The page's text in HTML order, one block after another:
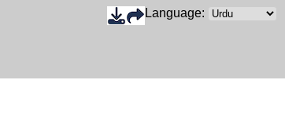
Language: